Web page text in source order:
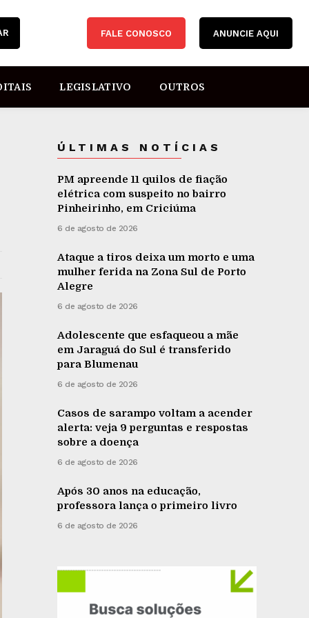
FALE CONOSCO ANUNCIE AQUI
LEGISLATIVO OUTROS
ÚLTIMAS NOTÍCIAS
PM apreende 11 quilos de fiação
elétrica com suspeito no bairro
Pinheirinho, em Criciúma
6 de agosto de 2026
Ataque a tiros deixa um morto e uma
mulher ferida na Zona Sul de Porto
Alegre
6 de agosto de 2026
Adolescente que esfaqueou a mãe
em Jaraguá do Sul é transferido
para Blumenau
6 de agosto de 2026
Casos de sarampo voltam a acender
alerta: veja 9 perguntas e respostas
sobre a doença
6 de agosto de 2026
Após 30 anos na educação,
professora lança o primeiro livro
6 de agosto de 2026